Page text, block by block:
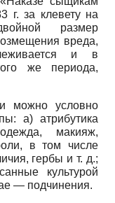
г. за клевету на
размер
вреда,
и в
же периода,
можно условно
а) атрибутика
макияж,
в том числе
гербы и т. д.;
культурой
— подчинения.